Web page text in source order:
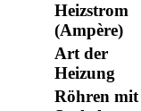
Heizstrom
(Ampère)
Art der
Heizung
Röhren mit